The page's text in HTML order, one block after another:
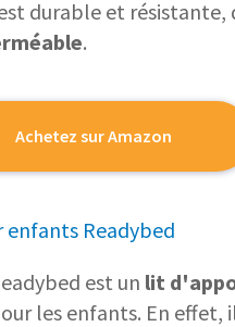
durable et résistante,
.
Achetez sur Amazon
enfants Readybed
est un lit
les enfants. En effet,